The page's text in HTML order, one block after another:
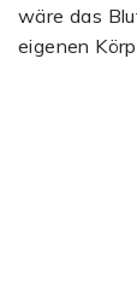
wäre das
eigenen